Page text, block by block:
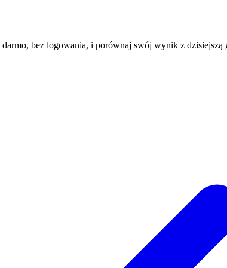
bez logowania, i porównaj swój wynik z dzisiejszą